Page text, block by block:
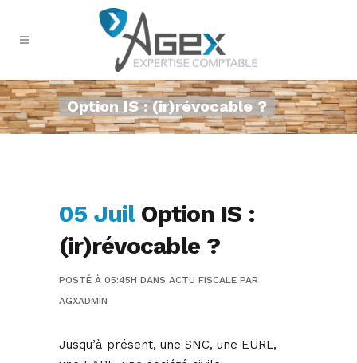
Option IS : (ir)révocable ?
05 JuilOption IS :
(ir)révocable ?
POSTÉ À 05:45H DANS ACTU FISCALE PAR
AGXADMIN
Jusqu’à présent, une SNC, une EURL,